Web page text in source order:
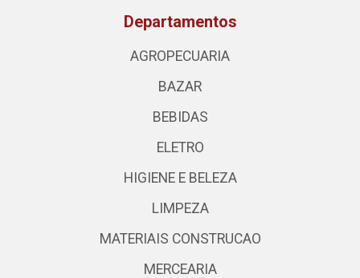
Departamentos
AGROPECUARIA
BAZAR
BEBIDAS
ELETRO
HIGIENE E BELEZA
LIMPEZA
MATERIAIS CONSTRUCAO
MERCEARIA